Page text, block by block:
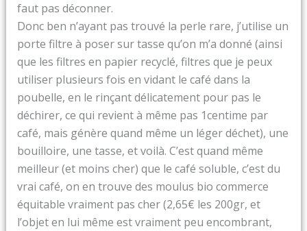
faut pas déconner.
Donc ben n’ayant pas trouvé la perle rare, j’utilise un
porte filtre à poser sur tasse qu’on m’a donné (ainsi
que les filtres en papier recyclé, filtres que je peux
utiliser plusieurs fois en vidant le café dans la
poubelle, en le rinçant délicatement pour pas le
déchirer, ce qui revient à même pas 1centime par
café, mais génère quand même un léger déchet), une
bouilloire, une tasse, et voilà. C’est quand même
meilleur (et moins cher) que le café soluble, c’est du
vrai café, on en trouve des moulus bio commerce
équitable vraiment pas cher (2,65€ les 200gr, et
l’objet en lui même est vraiment peu encombrant,